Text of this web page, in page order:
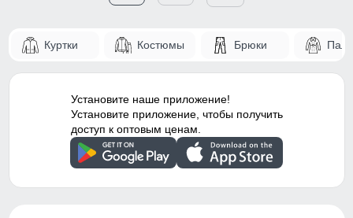
Куртки Костюмы Брюки
Установите наше приложение!
Установите приложение, чтобы получить
доступ к оптовым ценам.